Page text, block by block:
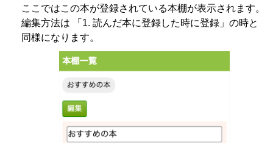
ここではこの本が登録されている本棚が表示されます。
編集方法は 「1. 読んだ本に登録した時に登録」の時と
同様になります。